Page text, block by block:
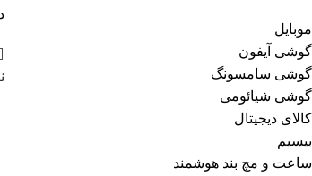
موبایل
گوشی آیفون
گوشی سامسونگ
گوشی شیائومی
کالای دیجیتال
بیسیم
ساعت و مچ بند هوشمند